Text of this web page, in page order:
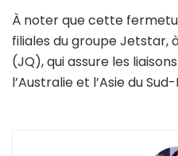
À noter que cette
filiales du groupe Jetstar,
(JQ), qui assure les
l’Australie et l’Asie du